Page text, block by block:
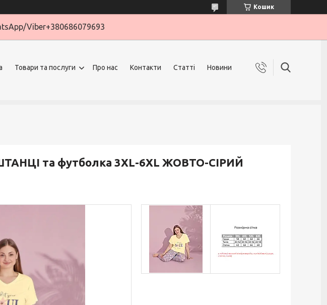
Кошик
Viber+380686079693
Товари та послуги Про нас Контакти Статті Новини
та футболка 3XL-6XL ЖОВТО-СІРИЙ